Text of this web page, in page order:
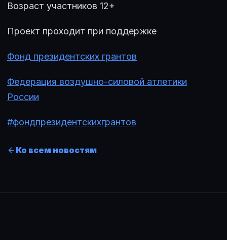
Возраст участников 12+
Проект проходит при поддержке
Фонд президентских грантов
Федерация воздушно-силовой атлетики
России
#фондпрезидентскихгрантов
Ко всем новостям